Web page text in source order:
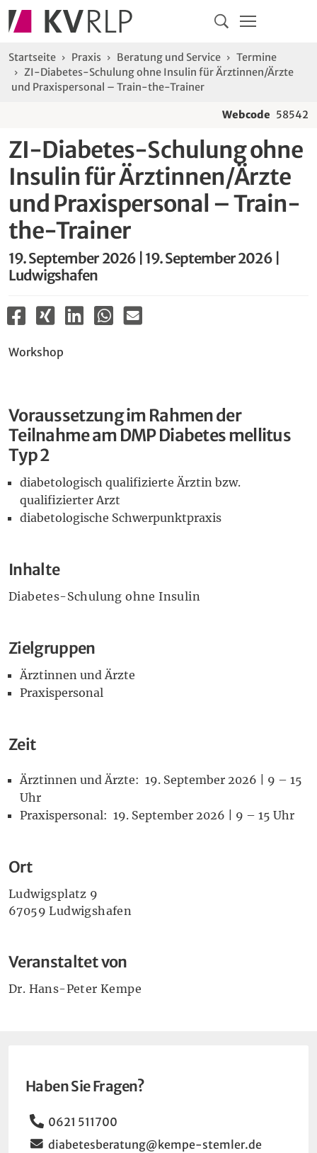
Navigation
Sie sind hier:
Startseite Praxis Beratung und Service
Termine
ZI-Diabetes-Schulung ohne Insulin für Ärztinnen/Ärzte
und Praxispersonal – Train-the-Trainer
Webcode 58542
ZI-Diabetes-Schulung ohne
Insulin für Ärztinnen/Ärzte
und Praxispersonal – Train-
the-Trainer
19. September 2026 | 19. September 2026 |
Ludwigshafen
Workshop
Voraussetzung im Rahmen der
Teilnahme am DMP Diabetes mellitus
Typ 2
diabetologisch qualifizierte Ärztin bzw.
qualifizierter Arzt
diabetologische Schwerpunktpraxis
Inhalte
Diabetes-Schulung ohne Insulin
Zielgruppen
Ärztinnen und Ärzte
Praxispersonal
Zeit
Ärztinnen und Ärzte: 19. September 2026 | 9 – 15
Uhr
Praxispersonal: 19. September 2026 | 9 – 15 Uhr
Ort
Ludwigsplatz 9
67059 Ludwigshafen
Veranstaltet von
Dr. Hans-Peter Kempe
Haben Sie Fragen?
Telefon
0621 511700
Email
diabetesberatung@kempe-stemler.de